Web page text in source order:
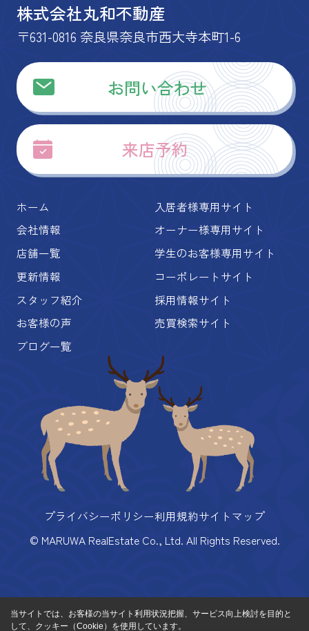
株式会社丸和不動産
〒631-0816 奈良県奈良市西大寺本町1-6
お問い合わせ
来店予約
ホーム
会社情報
店舗一覧
更新情報
スタッフ紹介
お客様の声
ブログ一覧
入居者様専用サイト
オーナー様専用サイト
学生のお客様専用サイト
コーポレートサイト
採用情報サイト
売買検索サイト
プライバシーポリシー利用規約サイトマップ
© MARUWA RealEstate Co., Ltd. All Rights Reserved.
当サイトでは、お客様の当サイト利用状況把握、サービス向上検討を目的と
して、クッキー（Cookie）を使用しています。